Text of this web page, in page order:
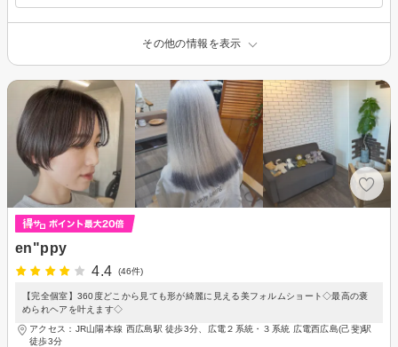
その他の情報を表示
en"ppy
4.4
(46件)
【完全個室】360度どこから見ても形が綺麗に見える美フォルムショート◇最高の褒
められヘアを叶えます◇
アクセス：JR山陽本線 西広島駅 徒歩3分、広電２系統・３系統 広電西広島(己斐)駅
徒歩3分